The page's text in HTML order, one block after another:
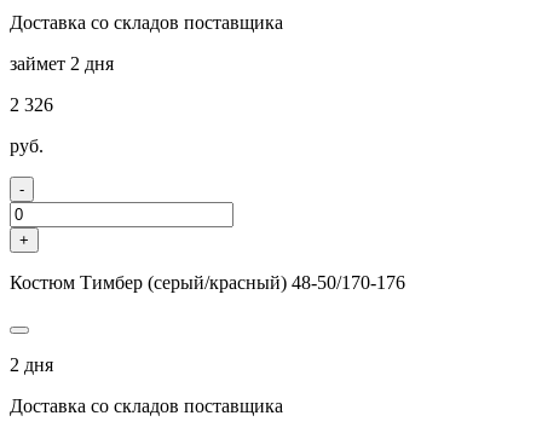
Доставка со складов поставщика
займет 2 дня
2 326
руб.
-
+
Костюм Тимбер (серый/красный) 48-50/170-176
2 дня
Доставка со складов поставщика